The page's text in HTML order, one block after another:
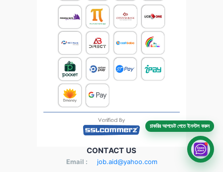
CONTACT US
Email : job.aid@yahoo.com
চাকরির আপডেট পেতে ইনস্টল করুন